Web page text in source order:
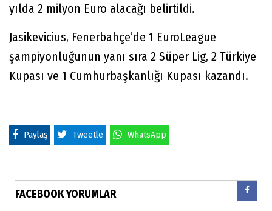
yılda 2 milyon Euro alacağı belirtildi.
Jasikevicius, Fenerbahçe’de 1 EuroLeague
şampiyonluğunun yanı sıra 2 Süper Lig, 2 Türkiye
Kupası ve 1 Cumhurbaşkanlığı Kupası kazandı.
Paylaş Tweetle WhatsApp
FACEBOOK YORUMLAR